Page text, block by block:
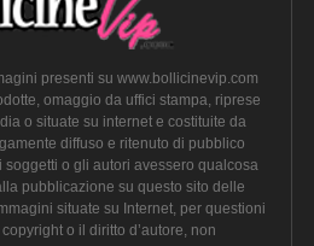
presenti su www.bollicinevip.com
omaggio da uffici stampa, riprese
o situate su internet e costituite da
diffuso e ritenuto di pubblico
soggetti o gli autori avessero qualcosa
pubblicazione su questo sito delle
situate su Internet, per questioni
o il diritto d’autore, non